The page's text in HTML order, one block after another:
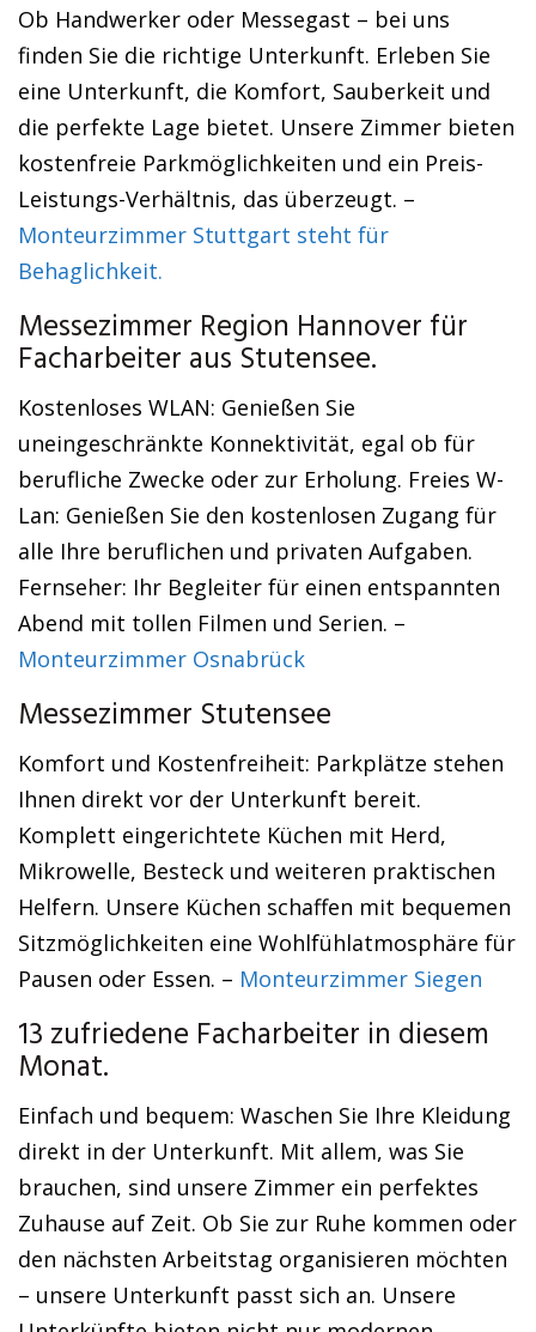
Ob Handwerker oder Messegast – bei uns
finden Sie die richtige Unterkunft. Erleben Sie
eine Unterkunft, die Komfort, Sauberkeit und
die perfekte Lage bietet. Unsere Zimmer bieten
kostenfreie Parkmöglichkeiten und ein Preis-
Leistungs-Verhältnis, das überzeugt. –
Monteurzimmer Stuttgart steht für
Behaglichkeit.
Messezimmer Region Hannover für
Facharbeiter aus Stutensee.
Kostenloses WLAN: Genießen Sie
uneingeschränkte Konnektivität, egal ob für
berufliche Zwecke oder zur Erholung. Freies W-
Lan: Genießen Sie den kostenlosen Zugang für
alle Ihre beruflichen und privaten Aufgaben.
Fernseher: Ihr Begleiter für einen entspannten
Abend mit tollen Filmen und Serien. –
Monteurzimmer Osnabrück
Messezimmer Stutensee
Komfort und Kostenfreiheit: Parkplätze stehen
Ihnen direkt vor der Unterkunft bereit.
Komplett eingerichtete Küchen mit Herd,
Mikrowelle, Besteck und weiteren praktischen
Helfern. Unsere Küchen schaffen mit bequemen
Sitzmöglichkeiten eine Wohlfühlatmosphäre für
Pausen oder Essen. – Monteurzimmer Siegen
13 zufriedene Facharbeiter in diesem
Monat.
Einfach und bequem: Waschen Sie Ihre Kleidung
direkt in der Unterkunft. Mit allem, was Sie
brauchen, sind unsere Zimmer ein perfektes
Zuhause auf Zeit. Ob Sie zur Ruhe kommen oder
den nächsten Arbeitstag organisieren möchten
– unsere Unterkunft passt sich an. Unsere